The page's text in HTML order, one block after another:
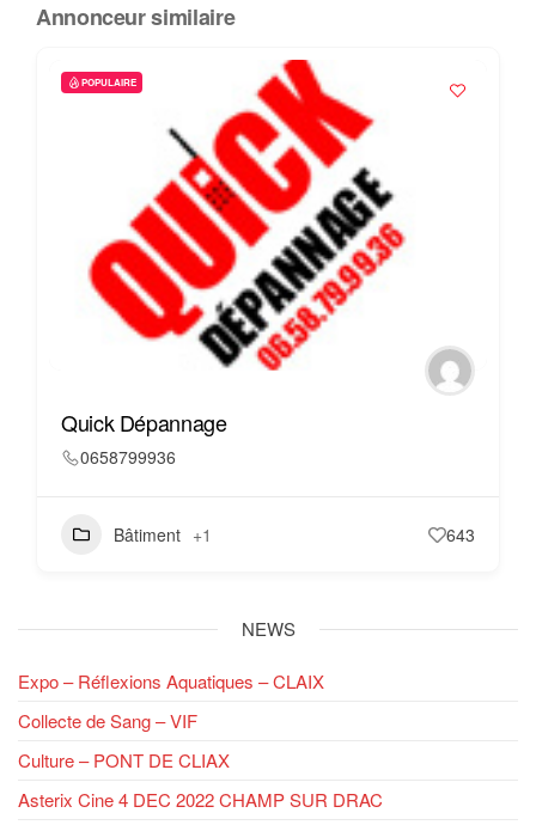
Annonceur similaire
POPULAIRE
Quick Dépannage
0658799936
Bâtiment +1 643
NEWS
Expo – Réflexions Aquatiques – CLAIX
Collecte de Sang – VIF
Culture – PONT DE CLIAX
Asterix Cine 4 DEC 2022 CHAMP SUR DRAC